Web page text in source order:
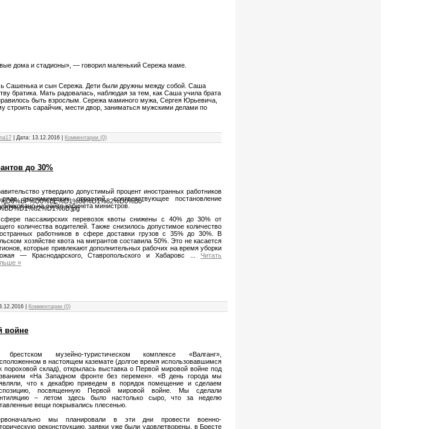
дома и стадионы», — говорил маленький Сережа маме.
Сашенька и сын Сережа. Дети были дружны между собой. Саша
братика. Мать радовалась, наблюдая за тем, как Саша учила брата
быть взрослым. Сережа маминого мужа, Сергея Юрьевича,
строить сарайчик, мести двор, заниматься мужскими делами по
|Дата: 13.12.2016 Комментарии (0)
до 30%
утвердило допустимый процент иностранных работников
экономических отраслей, соответствующее постановление
на сайте кабинета министров.
пассажирских перевозок квоты снижены с 40% до 30% от
количества водителей. Также снизилось допустимое количество
работников в сфере доставки грузов с 35% до 30%. В
хозяйстве квота на мигрантов составила 50%. Это не касается
которые привлекают дополнительных рабочих на время уборки
— Краснодарского, Ставропольского и Хабаровс
... Читать
»
Комментарии (0)
войне
музейно-туристическом комплексе «Валганг»,
в настоящем каземате (долгое время использовавшимся
пороховой склад), открылась выставка о Первой мировой войне под
«На Западном фронте без перемен». «В день города мы
что к декабрю приведем в порядок помещение и сделаем
посвященную Первой мировой войне. Мы сделали
– летом здесь было настолько сыро, что за неделю
вещи покрывались плесенью.
мы планировали в эти дни провести военно-
реконструкцию, заявки уже были удовлетворены, в Бресте